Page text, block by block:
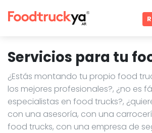
Servicios para tu
¿Estás montando tu propio food
los mejores profesionales?, ¿no es
especialistas en food trucks?,
con una asesoría, con una
food trucks, con una empresa de